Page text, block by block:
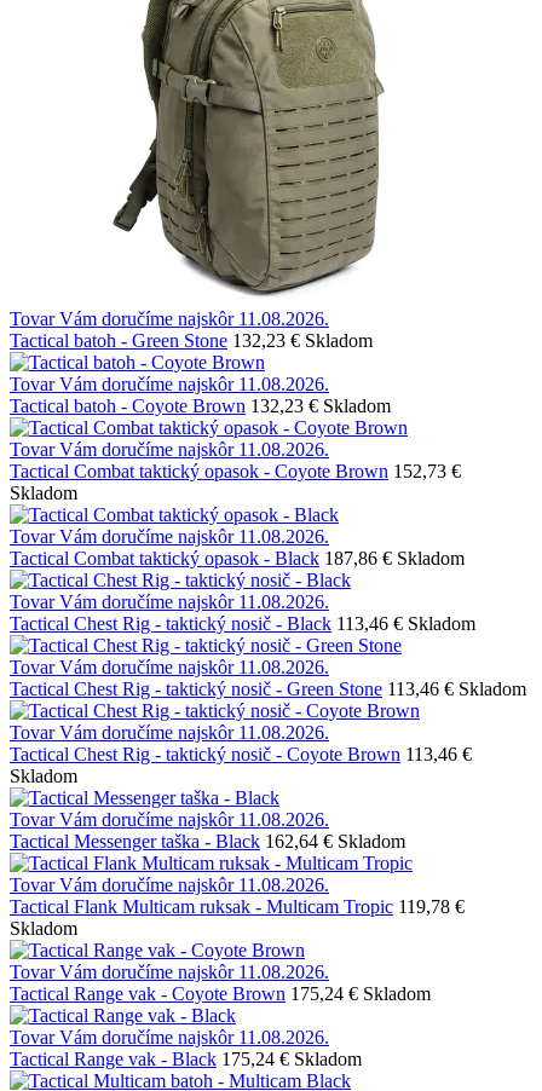
Tovar Vám doručíme najskôr 11.08.2026.
Tactical batoh - Green Stone 132,23 € Skladom
Tovar Vám doručíme najskôr 11.08.2026.
Tactical batoh - Coyote Brown 132,23 € Skladom
Tovar Vám doručíme najskôr 11.08.2026.
Tactical Combat taktický opasok - Coyote Brown 152,73 €
Skladom
Tovar Vám doručíme najskôr 11.08.2026.
Tactical Combat taktický opasok - Black 187,86 € Skladom
Tovar Vám doručíme najskôr 11.08.2026.
Tactical Chest Rig - taktický nosič - Black 113,46 € Skladom
Tovar Vám doručíme najskôr 11.08.2026.
Tactical Chest Rig - taktický nosič - Green Stone 113,46 € Skladom
Tovar Vám doručíme najskôr 11.08.2026.
Tactical Chest Rig - taktický nosič - Coyote Brown 113,46 €
Skladom
Tovar Vám doručíme najskôr 11.08.2026.
Tactical Messenger taška - Black 162,64 € Skladom
Tovar Vám doručíme najskôr 11.08.2026.
Tactical Flank Multicam ruksak - Multicam Tropic 119,78 €
Skladom
Tovar Vám doručíme najskôr 11.08.2026.
Tactical Range vak - Coyote Brown 175,24 € Skladom
Tovar Vám doručíme najskôr 11.08.2026.
Tactical Range vak - Black 175,24 € Skladom